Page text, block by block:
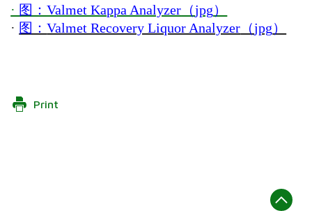
· 图：Valmet Kappa Analyzer （jpg）
· 图：Valmet Recovery Liquor Analyzer （jpg）
Print